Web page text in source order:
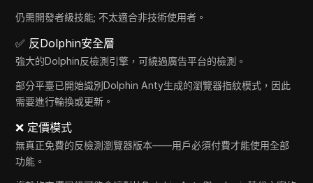
仍需開發者級技能; 不太適合非技術使用者。
✅ 反Dolphin安全層
強大的Dolphin反檢測引擎，可繞過廣告平台的檢測。
部分平臺已開始識別Dolphin Anty生成的瀏覽器指紋模式，因此
需要進行輪換或更新。
❌ 定價模式
無真正免費的反檢測瀏覽器版本——用戶必須付費才能使用全部
功能。